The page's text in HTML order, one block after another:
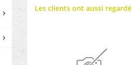
Les clients ont aussi regardé